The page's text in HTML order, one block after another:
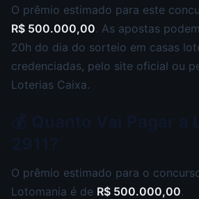
O prêmio estimado para este
R$ 500.000,00. As apostas
20h do dia do sorteio em casas
credenciadas, pelo site oficial ou
Loterias Caixa.
O prêmio estimado para o
Lotomania é de R$ 500.000,00.